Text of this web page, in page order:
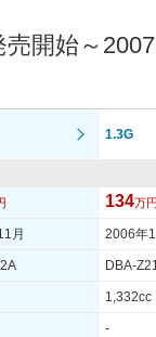
開始～2007
1.3G
134万
月 2006年
DBA-
1,332cc
-